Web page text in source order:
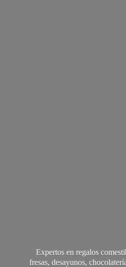
Expertos en regalos
fresas, desayunos,